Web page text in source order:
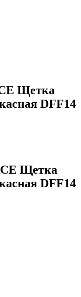
Щетка
DFF14
Щетка
DFF14